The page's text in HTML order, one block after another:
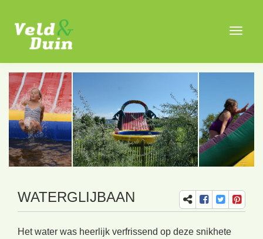
Toggle
WATERGLIJBAAN
Het water was heerlijk verfrissend op deze snikhete